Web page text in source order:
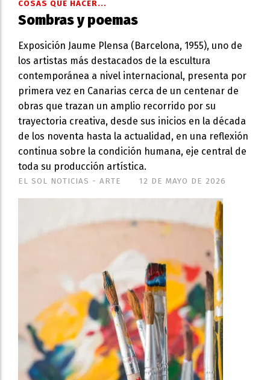
Sombras y poemas
Exposición Jaume Plensa (Barcelona, 1955), uno de
los artistas más destacados de la escultura
contemporánea a nivel internacional, presenta por
primera vez en Canarias cerca de un centenar de
obras que trazan un amplio recorrido por su
trayectoria creativa, desde sus inicios en la década
de los noventa hasta la actualidad, en una reflexión
continua sobre la condición humana, eje central de
toda su producción artística.
COSAS QUE HACER...
12 DE MAYO DE 2026
EL SOL NOTICIAS - ARTE